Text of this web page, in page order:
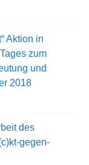
Aktion in
zum
und
2018
des
gegen-